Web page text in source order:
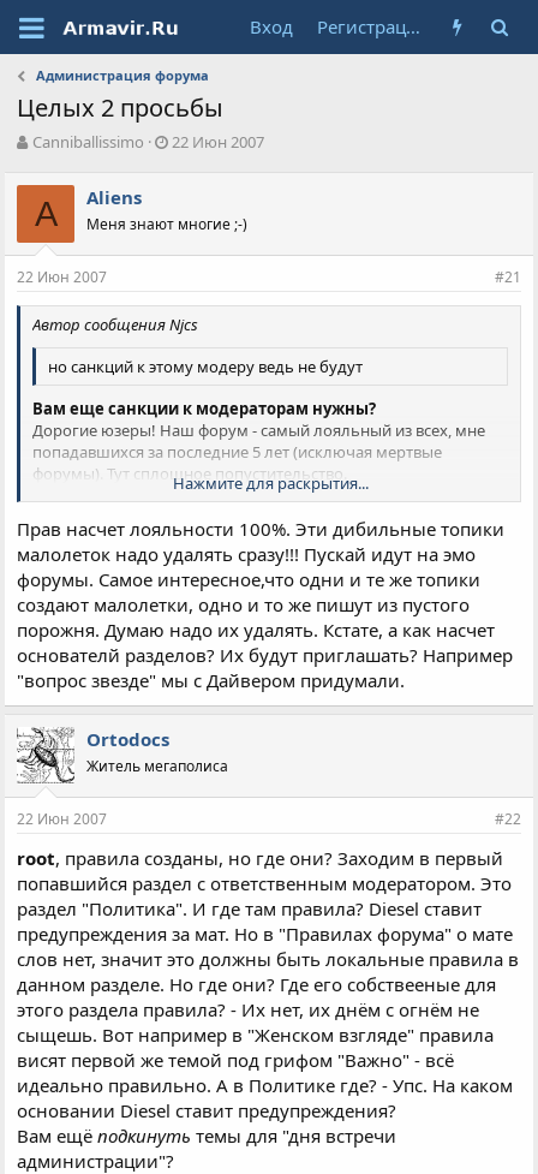
Вход Регистрация
Администрация форума
Целых 2 просьбы
А
т
р
т
е
Canniballissimo
Д
н
а
22 Июн 2007
A Aliens
Меня знают многие ;-)
22 Июн 2007 #21
Автор сообщения Njcs
но санкций к этому модеру ведь не будут
Нажмите для раскрытия...
Вам еще санкции к модераторам нужны?
Дорогие юзеры! Наш форум - самый лояльный из всех, мне
попадавшихся за последние 5 лет (исключая мертвые
форумы). Тут сплошное попустительство.
На кубанском, к примеру, удаляют даже темы, которые
просто им не нравятся. только моих тем, важных для меня,
было удалено несколько за последнее время. Повторяю
-ВАЖНЫХ! И НИКАКИЕ жалобы не помогают!
А у нас сплошной флуд и наглая реклама. Так попробуй что-
нить сделай! Такая вонь поднимается!
К чему все это?
Если на этом форуме будут применяться
санкциик модерам,
то я не только не буду его модерировать - даже ходить не
буду!
Честно - мне уже опротивело читать типа: ... еееее...эмо-эмо-
эмо....
Нажмите для раскрытия...
Прав насчет лояльности 100%. Эти дибильные топики
малолеток надо удалять сразу!!! Пускай идут на эмо
форумы. Самое интересное,что одни и те же топики
создают малолетки, одно и то же пишут из пустого
порожня. Думаю надо их удалять. Кстате, а как насчет
основателй разделов? Их будут приглашать? Например
"вопрос звезде" мы с Дайвером придумали.
Ortodocs
Житель мегаполиса
22 Июн 2007 #22
root, правила созданы, но где они? Заходим в первый
попавшийся раздел с ответственным модератором. Это
раздел "Политика". И где там правила? Diesel ставит
предупреждения за мат. Но в "Правилах форума" о мате
слов нет, значит это должны быть локальные правила в
данном разделе. Но где они? Где его собствееные для
этого раздела правила? - Их нет, их днём с огнём не
сыщешь. Вот например в "Женском взгляде" правила
висят первой же темой под грифом "Важно" - всё
идеально правильно. А в Политике где? - Упс. На каком
основании Diesel ставит предупреждения?
Вам ещёподкинуть темы для "дня встречи
администрации"?